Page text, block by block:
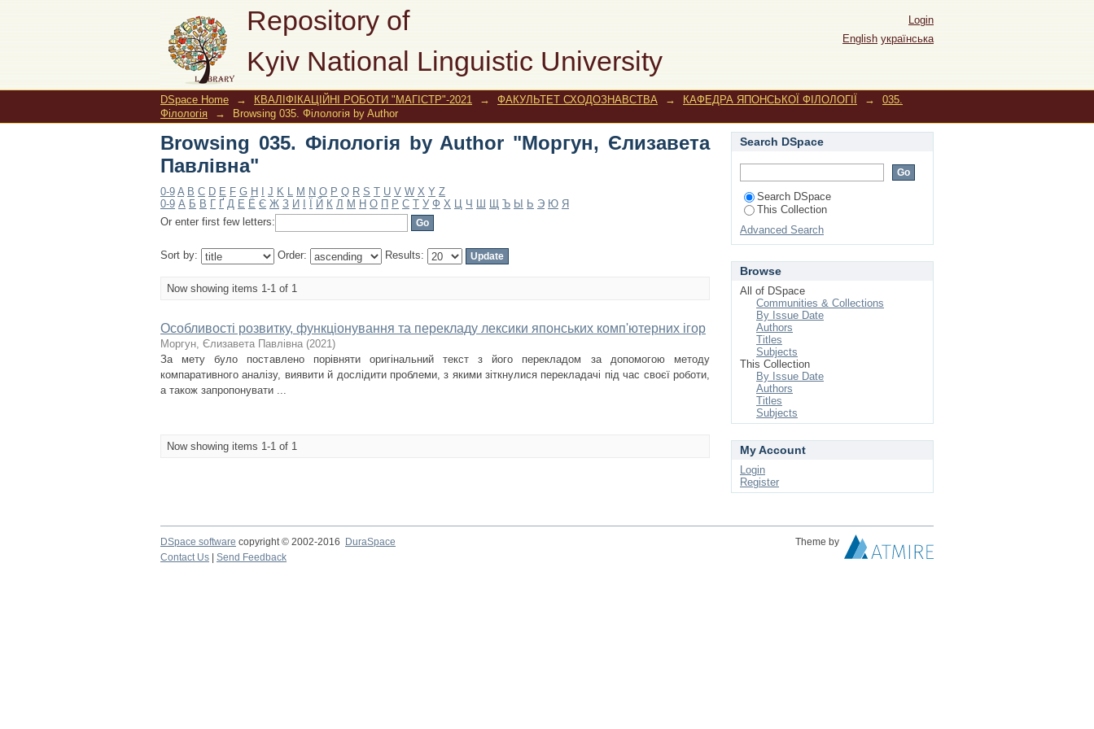
Repository of
Kyiv National Linguistic University
Browsing 035. Філологія by Author "Моргун, Єлизавета Павлівна"
Login
English українська
DSpace Home → КВАЛІФІКАЦІЙНІ РОБОТИ "МАГІСТР"-2021 → ФАКУЛЬТЕТ СХОДОЗНАВСТВА → КАФЕДРА ЯПОНСЬКОЇ ФІЛОЛОГІЇ →
035.
Філологія
→ Browsing 035. Філологія by Author
Browsing 035. Філологія by Author "Моргун, Єлизавета
Павлівна"
0-9 A B C D E F G H J K L M N O P Q R S T U V W X Y Z
0-9 А Б В Г Ґ Д Е Ё Є Ж З И Й К Л М Н О П Р С Т У Ф Х Ц Ч Ш Щ Ъ Ы Ь Э Ю Я
Or enter first few letters:
Sort by: Order: Results:
Now showing items 1-1 of 1
Особливості розвитку, функціонування та перекладу лексики японських комп'ютерних ігор
Моргун, Єлизавета Павлівна (2021)
За мету було поставлено порівняти оригінальний текст з його перекладом за допомогою методу
компаративного аналізу, виявити й дослідити проблеми, з якими зіткнулися перекладачі під час своєї роботи,
а також запропонувати ...
Now showing items 1-1 of 1
Search DSpace
Search DSpace
This Collection
Advanced Search
Browse
All of DSpace
Communities & Collections
By Issue Date
Authors
Titles
Subjects
This Collection
By Issue Date
Authors
Titles
Subjects
My Account
Login
Register
DSpace software copyright © 2002-2016 DuraSpace
Theme by
Contact Us
Send Feedback